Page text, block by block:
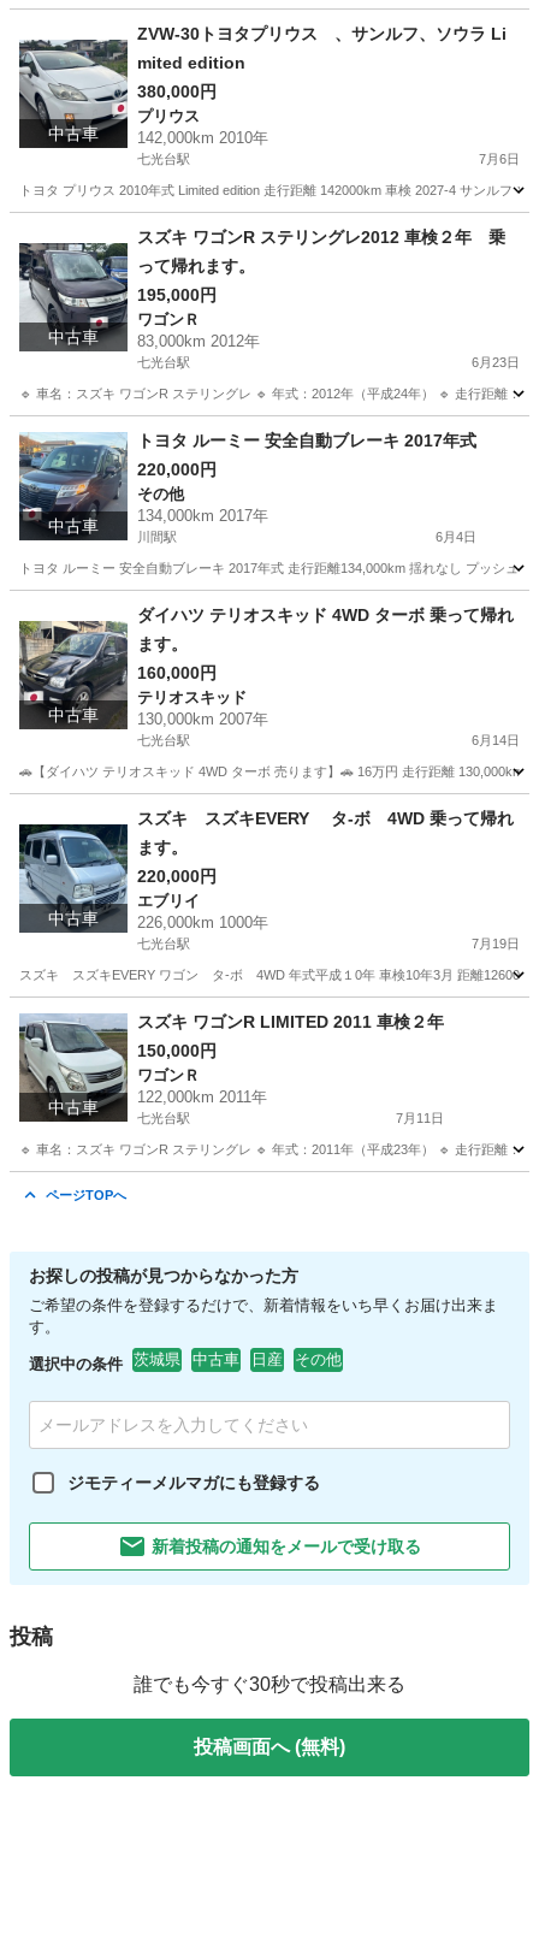
タント
中古車
ZVW-30トヨタプリウス 、サンルフ、ソウラ Li
mited edition
380,000円
プリウス
142,000km 2010年
七光台駅 7月6日
トヨタ プリウス 2010年式 Limited edition 走行距離 142000km 車検 2027-4 サンルフ
七光台駅
中古車
スズキ ワゴンR ステリングレ2012 車検２年 乗
って帰れます。
195,000円
ワゴンＲ
83,000km 2012年
七光台駅 6月23日
🔹 車名：スズキ ワゴンR ステリングレ 🔹 年式：2012年（平成24年） 🔹 走行距離：
茨城 坂東市 七光台駅 ワゴンＲ ワゴンR
中古車
トヨタ ルーミー 安全自動ブレーキ 2017年式
220,000円
その他
134,000km 2017年
川間駅 6月4日
トヨタ ルーミー 安全自動ブレーキ 2017年式 走行距離134,000km 揺れなし プッシュ
川間駅 その他
中古車
ダイハツ テリオスキッド 4WD ターボ 乗って帰れ
ます。
160,000円
テリオスキッド
130,000km 2007年
七光台駅 6月14日
🚗【ダイハツ テリオスキッド 4WD ターボ 売ります】🚗 16万円 走行距離 130,000km
七光台駅 テリオスキッド
中古車
スズキ スズキEVERY タ-ボ 4WD 乗って帰れ
ます。
220,000円
エブリイ
226,000km 1000年
七光台駅 7月19日
スズキ スズキEVERY ワゴン タ-ボ 4WD 年式平成１0年 車検10年3月 距離126000
茨城 坂東市 七光台駅
中古車
スズキ ワゴンR LIMITED 2011 車検２年
150,000円
ワゴンＲ
122,000km 2011年
七光台駅 7月11日
🔹 車名：スズキ ワゴンR ステリングレ 🔹 年式：2011年（平成23年） 🔹 走行距離：
ページTOPへ
お探しの投稿が見つからなかった方
ご希望の条件を登録するだけで、新着情報をいち早くお届け出来ま
す。
選択中の条件 茨城県 中古車 日産 その他
ジモティーメルマガにも登録する
新着投稿の通知をメールで受け取る
投稿
誰でも今すぐ30秒で投稿出来る
投稿画面へ (無料)